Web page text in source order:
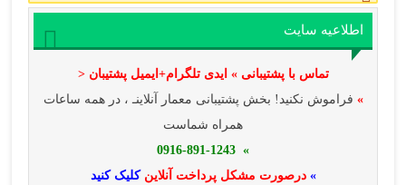
اطلاعیه سایت
تماس با پشتیبانی » ایدی تلگرام+ایمیل پشتیبان <
» فراموش نکنید! بخش پشتیبانی معمار آنلاینـ ، در همه ساعات
همراه شماست
» 0916-891-1243
» درصورت مشکل پرداخت آنلاینکلیک کنید